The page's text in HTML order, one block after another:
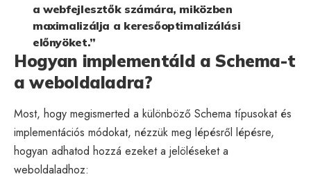
a webfejlesztők számára, miközben
maximalizálja a keresőoptimalizálási
előnyöket.”
Hogyan implementáld a Schema-t
a weboldaladra?
Most, hogy megismerted a különböző Schema típusokat és
implementációs módokat, nézzük meg lépésről lépésre,
hogyan adhatod hozzá ezeket a jelöléseket a
weboldaladhoz: